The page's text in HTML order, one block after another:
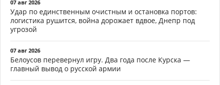
07 авг 2026
Удар по единственным очистным и остановка портов:
логистика рушится, война дорожает вдвое, Днепр под
угрозой
07 авг 2026
Белоусов перевернул игру. Два года после Курска —
главный вывод о русской армии